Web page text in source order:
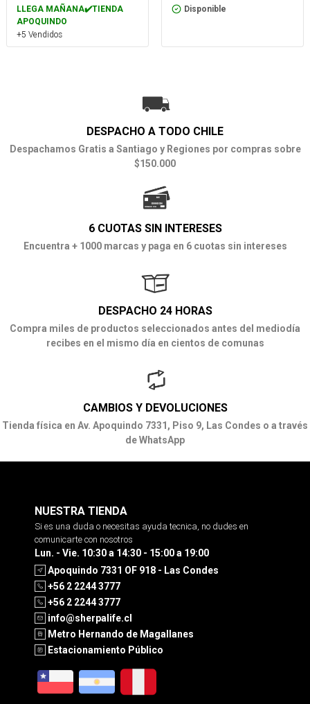
LLEGA MAÑANA✔️TIENDA
APOQUINDO
+5 Vendidos
Disponible
DESPACHO A TODO CHILE
Despachamos Gratis a Santiago y Regiones por compras sobre
$150.000
6 CUOTAS SIN INTERESES
Encuentra + 1000 marcas y paga en 6 cuotas sin intereses
DESPACHO 24 HORAS
Compra miles de productos seleccionados antes del mediodía
recibes en el mismo día en cientos de comunas
CAMBIOS Y DEVOLUCIONES
Tienda física en Av. Apoquindo 7331, Piso 9, Las Condes o a través
de WhatsApp
NUESTRA TIENDA
Si es una duda o necesitas ayuda tecnica, no dudes en
comunicarte con nosotros
Lun. - Vie. 10:30 a 14:30 - 15:00 a 19:00
Apoquindo 7331 OF 918 - Las Condes
+56 2 2244 3777
+56 2 2244 3777
info@sherpalife.cl
Metro Hernando de Magallanes
Estacionamiento Público